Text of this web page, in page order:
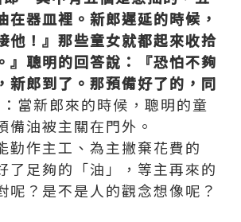
器皿裡。新郎遲延的時候，
他！』那些童女就都起來收拾
』聰明的回答說：『恐怕不夠
新郎到了。那預備好了的，同
當新郎來的時候，聰明的童
油被主關在門外。
勤作主工、為主撇棄花費的
了足夠的「油」，等主再來的
？是不是人的觀念想像呢？